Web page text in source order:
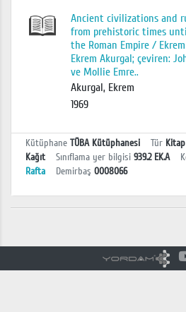
Ancient civilizations and
from prehistoric times
the Roman Empire /
Ekrem Akurgal; çeviren:
ve Mollie Emre..
Akurgal, Ekrem
1969
Kütüphane TÜBA Kütüphanesi Tür Kitap
Kağıt
Sınıflama yer bilgisi 939.2 EK.A
Rafta
Demirbaş 0008066